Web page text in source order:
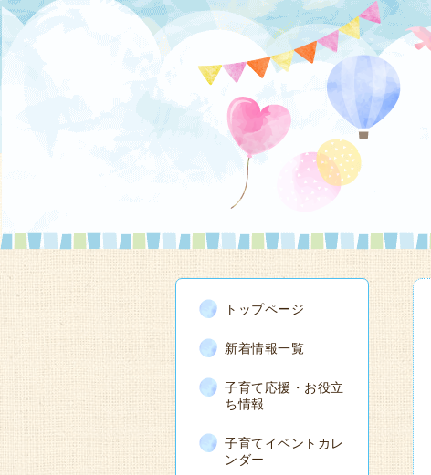
トップページ
新着情報一覧
子育て応援・お役立
ち情報
子育てイベントカレ
ンダー